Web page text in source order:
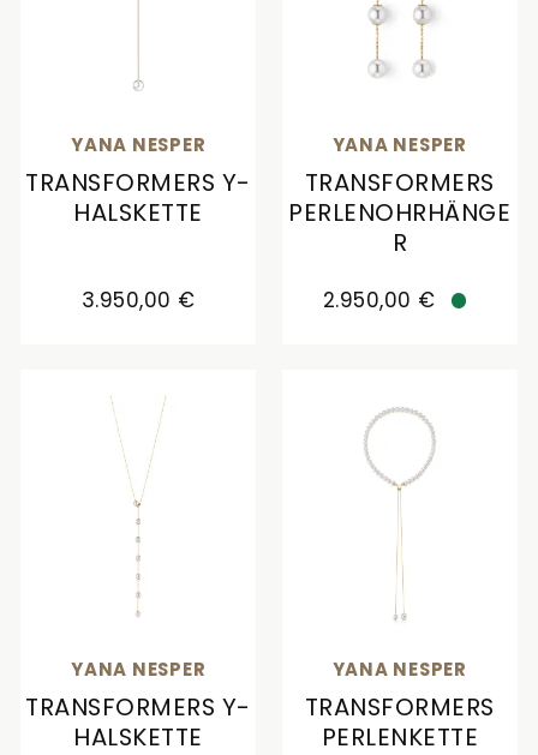
YANA NESPER
TRANSFORMERS Y-
HALSKETTE
Yana Nesper Transformers Y-Halskette, Ref:
3.950,00 €
YANA NESPER
TRANSFORMERS
PERLENOHRHÄNGE
R
2.950,00 €
YANA NESPER
TRANSFORMERS Y-
HALSKETTE
YANA NESPER
TRANSFORMERS
PERLENKETTE